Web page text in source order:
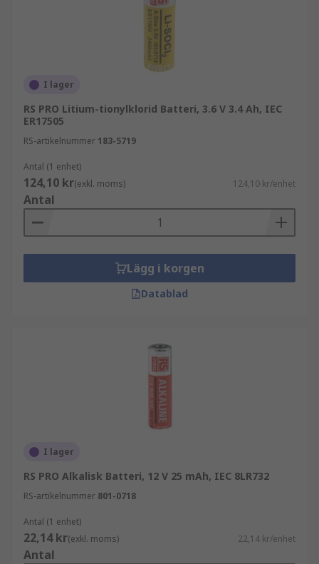
I lager
RS PRO Litium-tionylklorid Batteri, 3.6 V 3.4 Ah, IEC
ER17505
RS-artikelnummer 183-5719
Antal (1 enhet)
124,10 kr(exkl. moms) 124,10 kr/enhet
Antal
Lägg i korgen
Datablad
I lager
RS PRO Alkalisk Batteri, 12 V 25 mAh, IEC 8LR732
RS-artikelnummer 801-0718
Antal (1 enhet)
22,14 kr(exkl. moms) 22,14 kr/enhet
Antal